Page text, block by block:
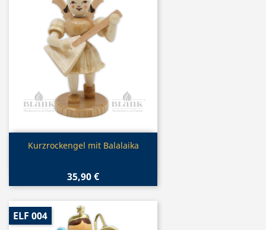
Vorschau
Kurzrockengel mit Balalaika
35,90 €
ELF 004